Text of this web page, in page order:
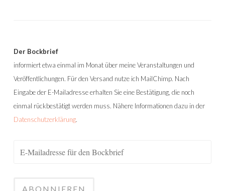
Der Bockbrief
informiert etwa einmal im Monat über meine Veranstaltungen und
Veröffentlichungen. Für den Versand nutze ich MailChimp. Nach
Eingabe der E-Mailadresse erhalten Sie eine Bestätigung, die noch
einmal rückbestätigt werden muss. Nähere Informationen dazu in der
Datenschutzerklärung.